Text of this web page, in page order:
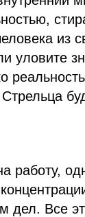
из
уловите
работу,
Все